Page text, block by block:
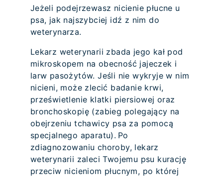
Jeżeli podejrzewasz nicienie płucne u
psa, jak najszybciej idź z nim do
weterynarza.
Lekarz weterynarii zbada jego kał pod
mikroskopem na obecność jajeczek i
larw pasożytów. Jeśli nie wykryje w nim
nicieni, może zlecić badanie krwi,
prześwietlenie klatki piersiowej oraz
bronchoskopię (zabieg polegający na
obejrzeniu tchawicy psa za pomocą
specjalnego aparatu). Po
zdiagnozowaniu choroby, lekarz
weterynarii zaleci Twojemu psu kurację
przeciw nicieniom płucnym, po której